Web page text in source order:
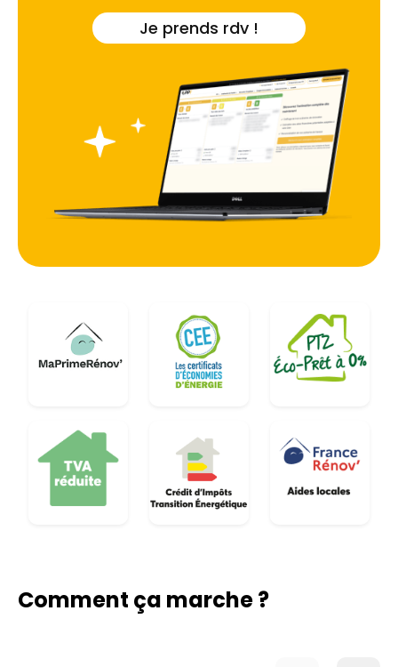
Je prends rdv !
Comment ça marche ?